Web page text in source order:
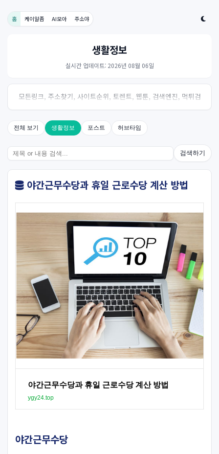
홈 케이알좀 AI모아 주소야
생활정보
실시간 업데이트: 2026년 08월 06일
모든링크, 주소찾기, 사이트순위, 토렌트, 웹툰, 검색엔진, 먹튀검
증, 스포츠, 드라마, 커뮤니티 링크사이트! 여기여
전체 보기 생활정보 포스트 허브타임
검색하기
야간근무수당과 휴일 근로수당 계산 방법
야간근무수당과 휴일 근로수당 계산 방법
ygy24.top
야간근무수당